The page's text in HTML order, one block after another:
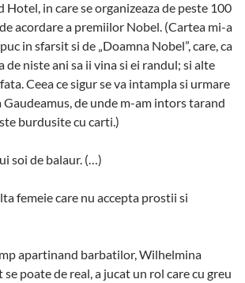
Hotel, in care se organizeaza de peste 100
acordare a premiilor Nobel. (Cartea mi-a
in sfarsit si de „Doamna Nobel”, care, ca
de niste ani sa ii vina si ei randul; si alte
Ceea ce sigur se va intampla si urmare
Gaudeamus, de unde m-am intors tarand
burdusite cu carti.)
soi de balaur. (…)
femeie care nu accepta prostii si
apartinand barbatilor, Wilhelmina
se poate de real, a jucat un rol care cu greu